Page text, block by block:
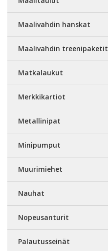
Maalivahdin hanskat
Maalivahdin treenipaketit
Matkalaukut
Merkkikartiot
Metallinipat
Minipumput
Muurimiehet
Nauhat
Nopeusanturit
Palautusseinät